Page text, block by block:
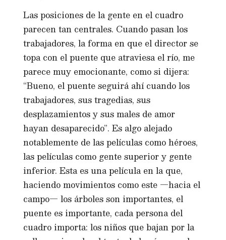
Las posiciones de la gente en el cuadro
parecen tan centrales. Cuando pasan los
trabajadores, la forma en que el director se
topa con el puente que atraviesa el río, me
parece muy emocionante, como si dijera:
“Bueno, el puente seguirá ahí cuando los
trabajadores, sus tragedias, sus
desplazamientos y sus males de amor
hayan desaparecido”. Es algo alejado
notablemente de las películas como héroes,
las películas como gente superior y gente
inferior. Esta es una película en la que,
haciendo movimientos como este —hacia el
campo— los árboles son importantes, el
puente es importante, cada persona del
cuadro importa: los niños que bajan por la